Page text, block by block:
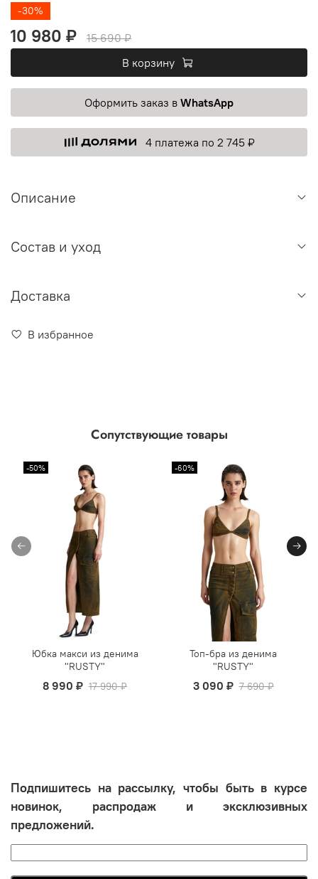
В избранное
-30%
10 980 ₽
15 690 ₽
В корзину
Оформить заказ в WhatsApp
4 платежа по 2 745 ₽
Описание
Состав и уход
Доставка
Сопутствующие товары
-50%
Юбка макси из денима
"RUSTY"
8 990 ₽ 17 990 ₽
-60%
Топ-бра из денима
"RUSTY"
3 090 ₽ 7 690 ₽
Подпишитесь на рассылку, чтобы быть в курсе
новинок, распродаж и эксклюзивных
предложений.